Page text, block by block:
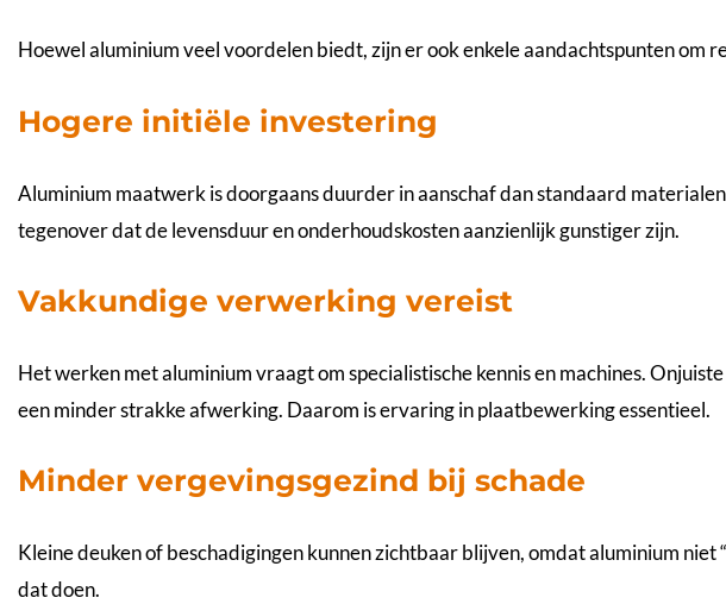
Hoewel aluminium veel voordelen biedt, zijn er ook enkele aandachtspunten om
Hogere initiële investering
Aluminium maatwerk is doorgaans duurder in aanschaf dan standaard
tegenover dat de levensduur en onderhoudskosten aanzienlijk gunstiger zijn.
Vakkundige verwerking vereist
Het werken met aluminium vraagt om specialistische kennis en machines.
een minder strakke afwerking. Daarom is ervaring in plaatbewerking essentieel.
Minder vergevingsgezind bij schade
Kleine deuken of beschadigingen kunnen zichtbaar blijven, omdat aluminium niet
dat doen.